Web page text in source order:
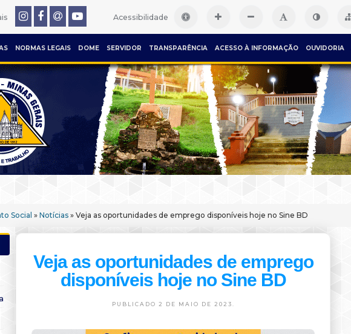
Acessibilidade
NORMAS LEGAIS DOME SERVIDOR TRANSPARÊNCIA ACESSO À INFORMAÇÃO OUVIDORIA
Social » Notícias » Veja as oportunidades de emprego disponíveis hoje no Sine BD
Veja as oportunidades de emprego
disponíveis hoje no Sine BD
PUBLICADO 2 DE MAIO DE 2023.